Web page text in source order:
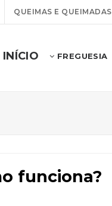
QUEIMAS E QUEIMADAS
INÍCIO FREGUESIA
funciona?